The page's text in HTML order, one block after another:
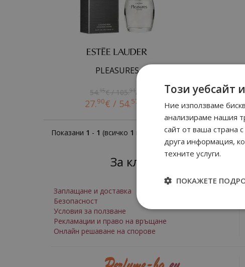
PLEASURES
54.15€ / 105.91лв.
27.90€ / 54.57
Показани 1 - 1 (всичко 1 позиции)
За клиенти
Заплащане и доставка
Безопасност
Условия за ползване
Рекламации и право на връщане
Онлайн решаване на спорове
Този уебсайт
Ние използваме
анализираме нашия
сайт от ваша страна
друга информация,
техните услуги.
ПОКАЖЕТЕ